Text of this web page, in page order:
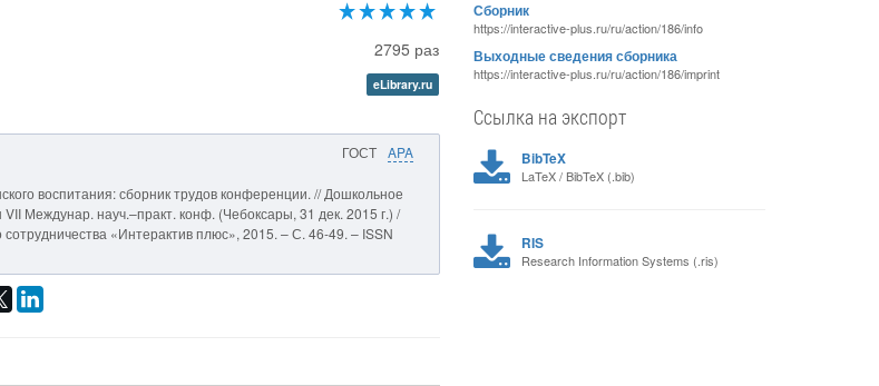
2795 раз
eLibrary.ru
ГОСТ APA
воспитания: сборник трудов конференции. // Дошкольное
Междунар. науч.–практ. конф. (Чебоксары, 31 дек. 2015 г.) /
«Интерактив плюс», 2015. – С. 46-49. – ISSN
Сборник
https://interactive-plus.ru/ru/action/186/info
Выходные сведения сборника
https://interactive-plus.ru/ru/action/186/imprint
Ссылка на экспорт
BibTeX
LaTeX / BibTeX (.bib)
RIS
Research Information Systems (.ris)